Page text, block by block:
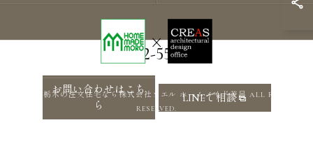
0282-55-8118
お問い合わせはこち
ら
LINEで相談
© 2026 栃木の注文住宅なら株式会社ソエル ホームメイド茂呂 ALL RIGHTS
RESERVED.